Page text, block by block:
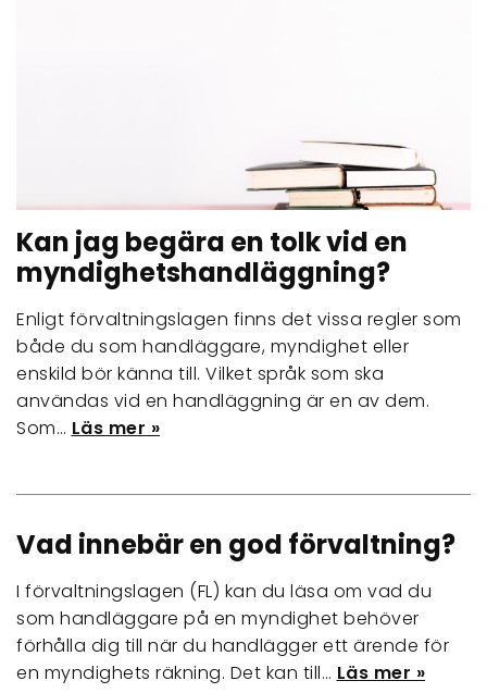
Kan jag begära en tolk vid en
myndighetshandläggning?
Enligt förvaltningslagen finns det vissa regler som
både du som handläggare, myndighet eller
enskild bör känna till. Vilket språk som ska
användas vid en handläggning är en av dem.
Som… Läs mer »
Vad innebär en god förvaltning?
I förvaltningslagen (FL) kan du läsa om vad du
som handläggare på en myndighet behöver
förhålla dig till när du handlägger ett ärende för
en myndighets räkning. Det kan till… Läs mer »